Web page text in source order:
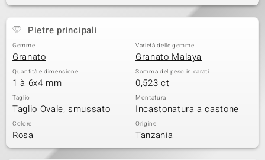
Pietre principali
Gemme
Granato
Varietà delle gemme
Granato Malaya
Quantità e dimensione
1 à 6x4 mm
Somma del peso in carati
0,523 ct
Taglio
Taglio Ovale, smussato
Montatura
Incastonatura a castone
Colore
Rosa
Origine
Tanzania